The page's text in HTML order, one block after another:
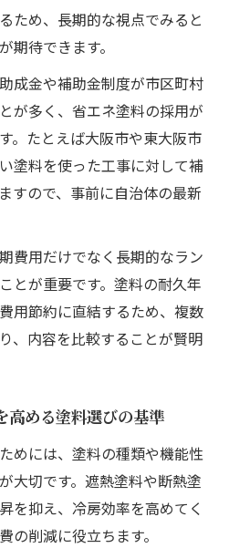
ため、長期的な視点でみると
期待できます。
成金や補助金制度が市区町村
が多く、省エネ塗料の採用が
。たとえば大阪市や東大阪市
塗料を使った工事に対して補
すので、事前に自治体の最新
費用だけでなく長期的なラン
とが重要です。塗料の耐久年
用節約に直結するため、複数
、内容を比較することが賢明
高める塗料選びの基準
めには、塗料の種類や機能性
大切です。遮熱塗料や断熱塗
を抑え、冷房効率を高めてく
の削減に役立ちます。